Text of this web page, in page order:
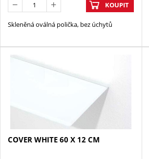
KOUPIT
Skleněná oválná polička, bez úchytů
COVER WHITE 60 X 12 CM